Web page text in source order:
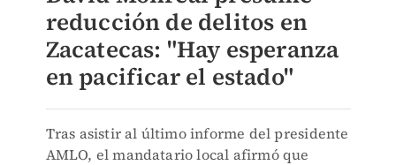
reducción de delitos en
Zacatecas: "Hay esperanza
en pacificar el estado"
Tras asistir al último informe del presidente
AMLO, el mandatario local afirmó que